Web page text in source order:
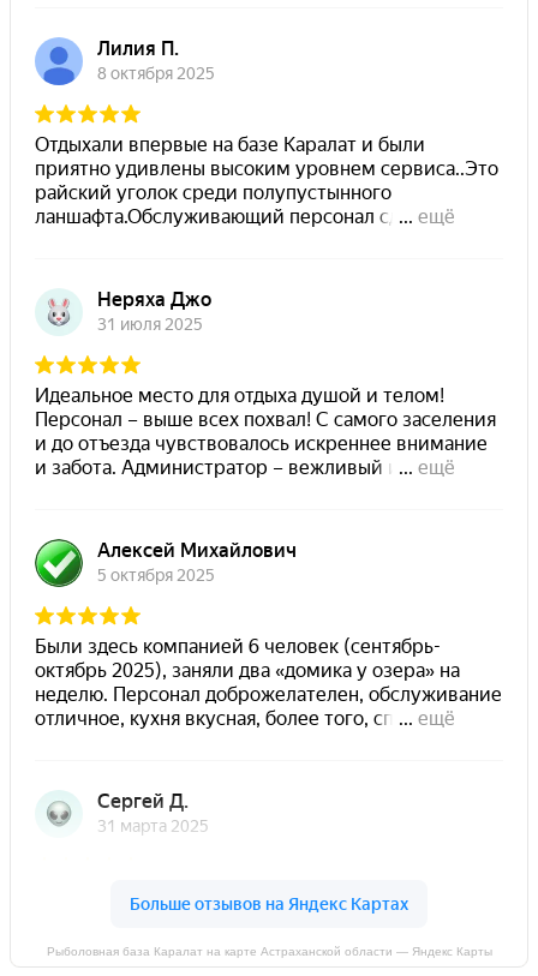
Рыболовная база Каралат на карте Астраханской области — Яндекс Карты